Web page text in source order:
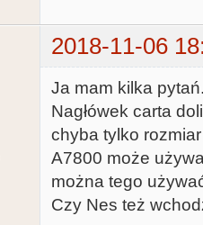
2018-11-06
Ja mam kilka
Nagłówek carta
chyba tylko
A7800 może
można tego
Czy Nes też